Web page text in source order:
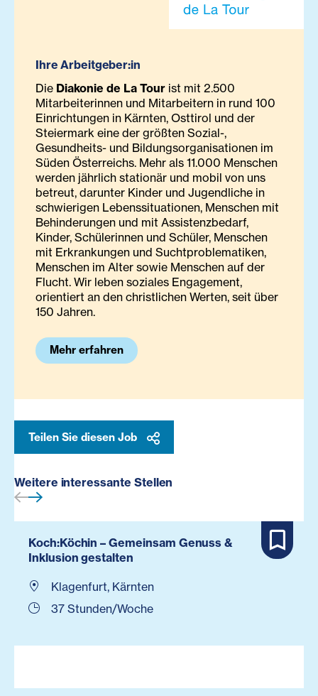
Ihre Arbeitgeber:in
Die Diakonie de La Tour ist mit 2.500
Mitarbeiterinnen und Mitarbeitern in rund 100
Einrichtungen in Kärnten, Osttirol und der
Steiermark eine der größten Sozial-,
Gesundheits- und Bildungsorganisationen im
Süden Österreichs. Mehr als 11.000 Menschen
werden jährlich stationär und mobil von uns
betreut, darunter Kinder und Jugendliche in
schwierigen Lebenssituationen, Menschen mit
Behinderungen und mit Assistenzbedarf,
Kinder, Schülerinnen und Schüler, Menschen
mit Erkrankungen und Suchtproblematiken,
Menschen im Alter sowie Menschen auf der
Flucht. Wir leben soziales Engagement,
orientiert an den christlichen Werten, seit über
150 Jahren.
Mehr erfahren
Teilen Sie diesen Job
Weitere interessante Stellen
Koch:Köchin – Gemeinsam Genuss &
Inklusion gestalten
Klagenfurt, Kärnten
37 Stunden/Woche